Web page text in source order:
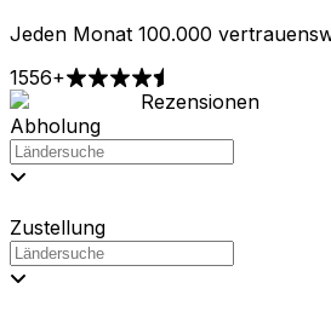
Jeden Monat 100.000
1556+
Rezensionen
Faire Preise - Sie wissen von
werden
Wo immer Sie brauchen - Wir
international